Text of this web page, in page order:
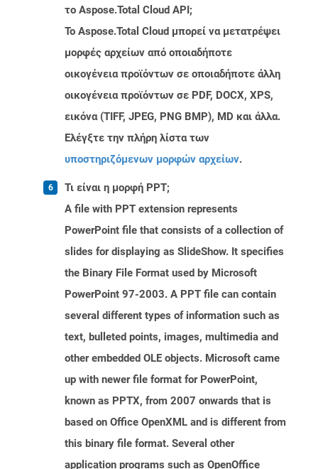
το Aspose.Total Cloud API;
Το Aspose.Total Cloud μπορεί να μετατρέψει
μορφές αρχείων από οποιαδήποτε
οικογένεια προϊόντων σε οποιαδήποτε άλλη
οικογένεια προϊόντων σε PDF, DOCX, XPS,
εικόνα (TIFF, JPEG, PNG BMP), MD και άλλα.
Ελέγξτε την πλήρη λίστα των
υποστηριζόμενων μορφών αρχείων.
Τι είναι η μορφή PPT;
A file with PPT extension represents
PowerPoint file that consists of a collection of
slides for displaying as SlideShow. It specifies
the Binary File Format used by Microsoft
PowerPoint 97-2003. A PPT file can contain
several different types of information such as
text, bulleted points, images, multimedia and
other embedded OLE objects. Microsoft came
up with newer file format for PowerPoint,
known as PPTX, from 2007 onwards that is
based on Office OpenXML and is different from
this binary file format. Several other
application programs such as OpenOffice